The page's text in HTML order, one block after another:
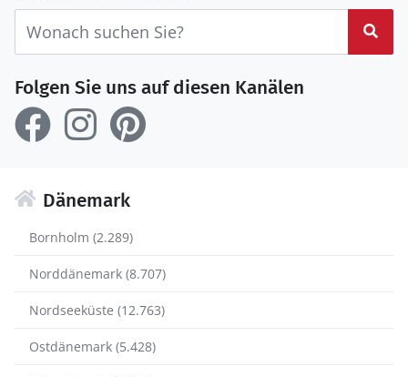
Folgen Sie uns auf diesen Kanälen
Dänemark
Bornholm (2.289)
Norddänemark (8.707)
Nordseeküste (12.763)
Ostdänemark (5.428)